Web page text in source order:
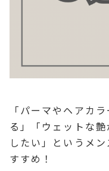
「パーマやヘアカ
る」「ウェットな
したい」というメ
すすめ！